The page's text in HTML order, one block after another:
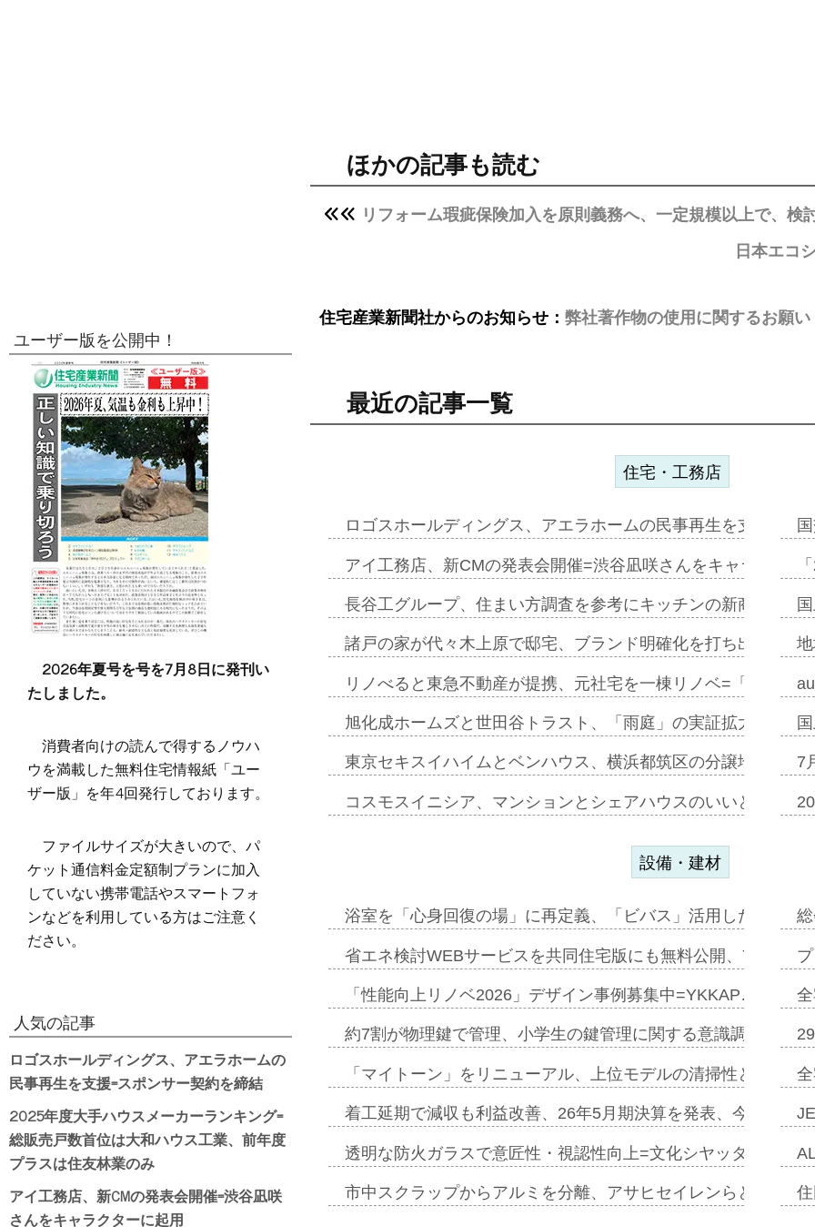
ほかの記事も読む
リフォーム瑕疵保険加入を原則義務へ、一定規模以上で、検
日本エコ
住宅産業新聞社からのお知らせ： 弊社著作物の使用に関するお願い
最近の記事一覧
住宅・工務店
ロゴスホールディングス、アエラホームの民事再生を支援=ス
アイ工務店、新CMの発表会開催=渋谷凪咲さんをキャラクタ
長谷工グループ、住まい方調査を参考にキッチンの新商品=「
諸戸の家が代々木上原で邸宅、ブランド明確化を打ち出す=年
リノべると東急不動産が提携、元社宅を一棟リノベ=「職住遊
旭化成ホームズと世田谷トラスト、「雨庭」の実証拡大へ=ガ
東京セキスイハイムとベンハウス、横浜都筑区の分譲地開発で
コスモスイニシア、マンションとシェアハウスのいいとこどり
7
設備・建材
浴室を「心身回復の場」に再定義、「ビバス」活用した新入浴
省エネ検討WEBサービスを共同住宅版にも無料公開、YKKAP
「性能向上リノベ2026」デザイン事例募集中=YKKAP…
約7割が物理鍵で管理、小学生の鍵管理に関する意識調査
「マイトーン」をリニューアル、上位モデルの清掃性と安全
着工延期で減収も利益改善、26年5月期決算を発表、今期は増
透明な防火ガラスで意匠性・視認性向上=文化シヤッター…
市中スクラップからアルミを分離、アサヒセイレンらと協働開
ユーザー版を公開中！
2026年夏号を号を7月8日に発刊い
たしました。
消費者向けの読んで得するノウハ
ウを満載した無料住宅情報紙「ユー
ザー版」を年4回発行しております。
ファイルサイズが大きいので、パ
ケット通信料金定額制プランに加入
していない携帯電話やスマートフォ
ンなどを利用している方はご注意く
ださい。
人気の記事
ロゴスホールディングス、アエラホームの
民事再生を支援=スポンサー契約を締結
2025年度大手ハウスメーカーランキング=
総販売戸数首位は大和ハウス工業、前年度
プラスは住友林業のみ
アイ工務店、新CMの発表会開催=渋谷凪咲
さんをキャラクターに起用